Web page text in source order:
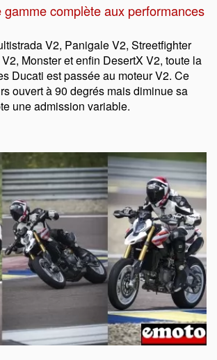
gamme complète aux performances
V2, Panigale V2, Streetfighter
Monster et enfin DesertX V2, toute la
Ducati est passée au moteur V2. Ce
ouvert à 90 degrés mais diminue sa
une admission variable.